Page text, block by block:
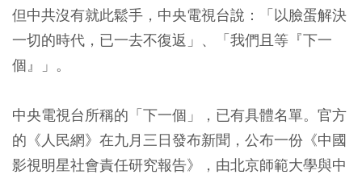
但中共沒有就此鬆手，中央電視台說：「以臉蛋解決
一切的時代，已一去不復返」、「我們且等『下一
個』」。
中央電視台所稱的「下一個」，已有具體名單。官方
的《人民網》在九月三日發布新聞，公布一份《中國
影視明星社會責任研究報告》，由北京師範大學與中